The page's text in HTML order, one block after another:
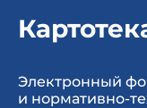
Электронный
и нормативно-